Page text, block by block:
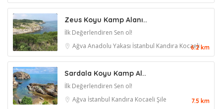
Zeus Koyu Kamp Alanı..
İlk Değerlendiren Sen ol!
Ağva Anadolu Yakası İstanbul Kandıra Kocaeli6.2 km
Sardala Koyu Kamp Al..
İlk Değerlendiren Sen ol!
Ağva İstanbul Kandıra Kocaeli Şile 7.5 km